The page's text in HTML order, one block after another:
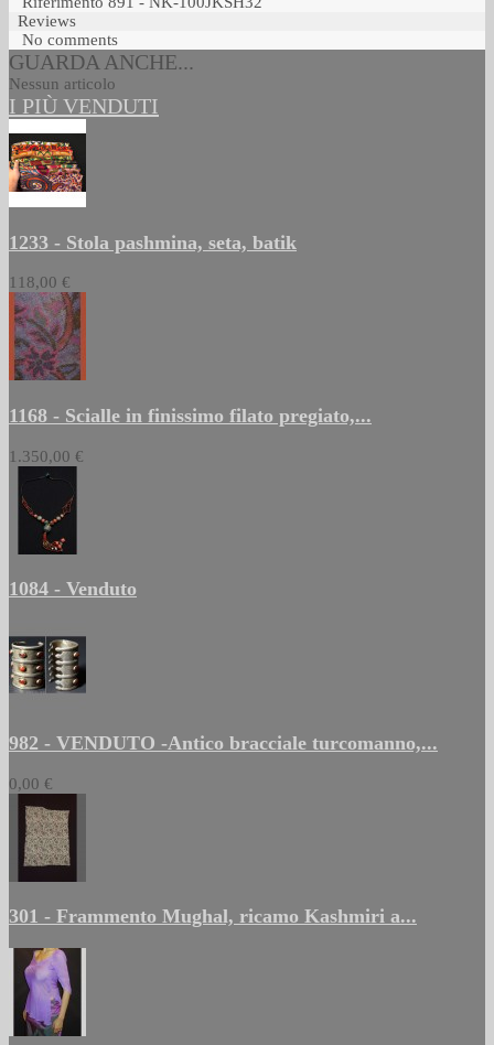
Reviews
No comments
GUARDA ANCHE...
Nessun articolo
I PIÙ VENDUTI
1233 - Stola pashmina, seta, batik
118,00 €
1168 - Scialle in finissimo filato pregiato,...
1.350,00 €
1084 - Venduto
982 - VENDUTO -Antico bracciale turcomanno,...
0,00 €
301 - Frammento Mughal, ricamo Kashmiri a...